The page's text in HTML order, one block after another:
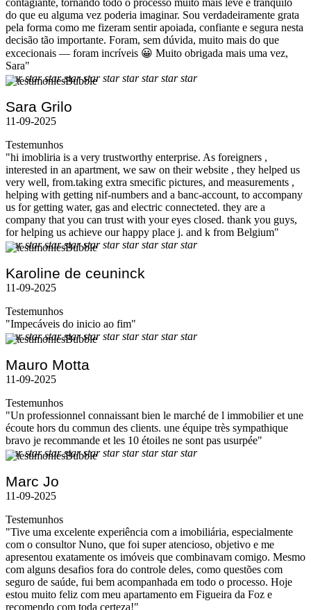
contagiante, tornando todo o processo muito mais leve e tranquilo
do que eu alguma vez poderia imaginar. Sou verdadeiramente grata
pela forma como me fizeram sentir apoiada, confiante e segura nesta
decisão tão importante. Foram, sem dúvida, muito mais do que
excecionais — foram incríveis 😀 Muito obrigada mais uma vez,
Sara"
star star star star star star star star star star
Sara Grilo
11-09-2025
Testemunhos
"hi imobliria is a very trustworthy enterprise. As foreigners ,
interested in an apartment, we saw on their website , they helped us
very well, from.taking extra smecific pictures, and measurements ,
helping with getting nif-numbers and a banc-account, to accompany
us for getting water, gas and electric connecteted. they are a
company that you can trust with your eyes closed. thank you guys,
for helping us achieve our happy place j. and k from Belgium"
star star star star star star star star star star
Karoline de ceuninck
11-09-2025
Testemunhos
"Impecáveis do inicio ao fim"
star star star star star star star star star star
Mauro Motta
11-09-2025
Testemunhos
"Un professionnel connaissant bien le marché de l immobilier et une
écoute hors du commun des clients. une équipe très sympathique
bravo je recommande et les 10 étoiles ne sont pas usurpée"
star star star star star star star star star star
Marc Jo
11-09-2025
Testemunhos
"Tive uma excelente experiência com a imobiliária, especialmente
com o consultor Nuno, que foi super atencioso, objetivo e me
apresentou exatamente os imóveis que combinavam comigo. Mesmo
com alguns desafios fora do controle deles, como questões com
seguro de saúde, fui bem acompanhada em todo o processo. Hoje
estou muito feliz com meu apartamento em Figueira da Foz e
recomendo com toda certeza!"